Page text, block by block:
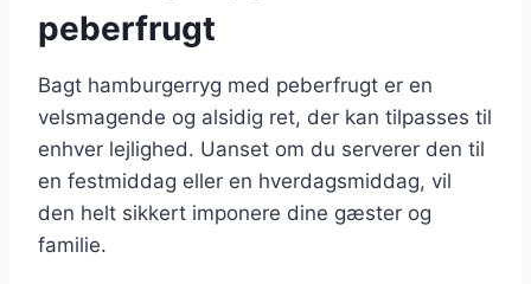
peberfrugt
Bagt hamburgerryg med peberfrugt er en
velsmagende og alsidig ret, der kan tilpasses til
enhver lejlighed. Uanset om du serverer den til
en festmiddag eller en hverdagsmiddag, vil
den helt sikkert imponere dine gæster og
familie.